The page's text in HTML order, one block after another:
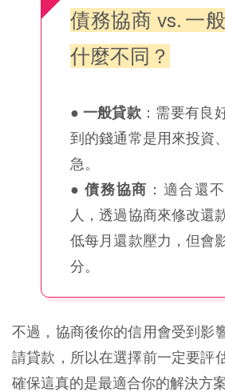
債務協商 vs. 一
什麼不同？
● 一般貸款 ：需要有良
到的錢通常是用來投資
急。
●債務協商 ：適合還
人，透過協商來修改還
低每月還款壓力，但會
分。
不過，協商後你的信用會受到影
請貸款，所以在選擇前一定要評
確保這真的是最適合你的解決方案